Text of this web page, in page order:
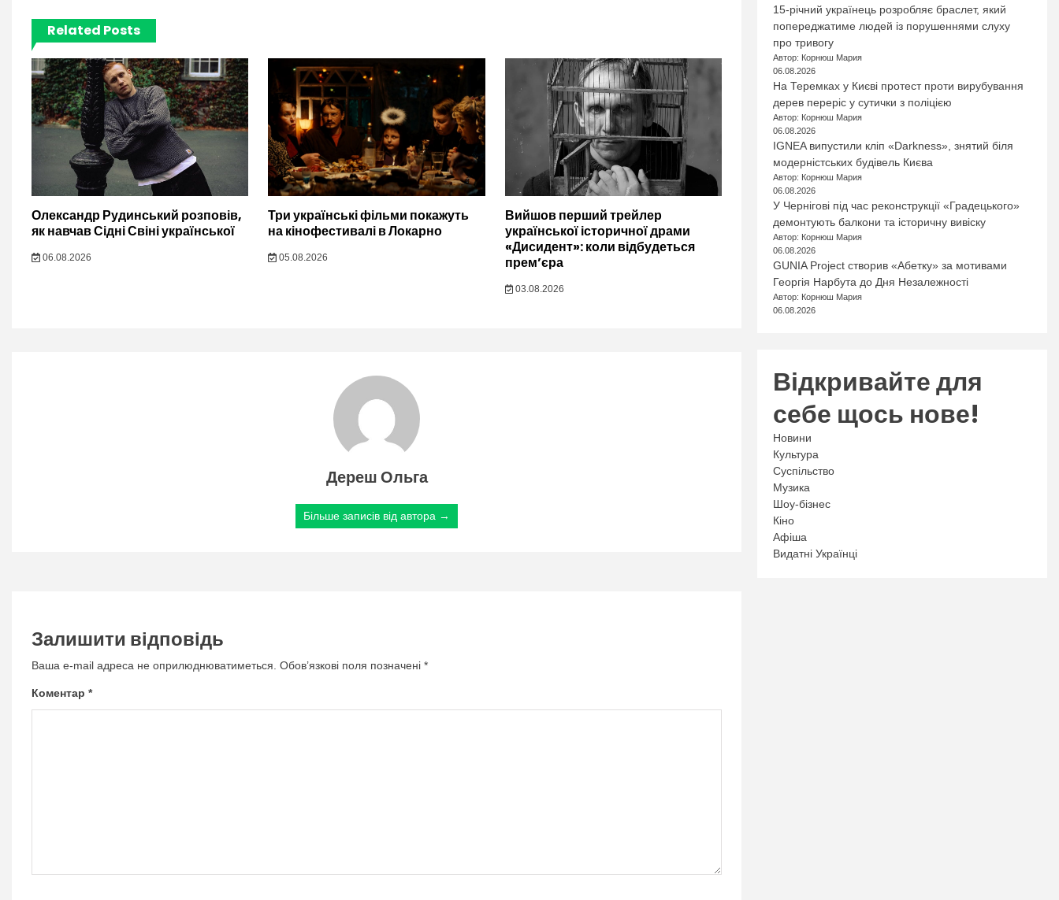
Related Posts
Олександр Рудинський розповів,
як навчав Сідні Свіні української
06.08.2026
Три українські фільми покажуть
на кінофестивалі в Локарно
05.08.2026
Вийшов перший трейлер
української історичної драми
«Дисидент»: коли відбудеться
прем’єра
03.08.2026
Дереш Ольга
Більше записів від автора →
Залишити відповідь
Ваша e-mail адреса не оприлюднюватиметься. Обов’язкові поля позначені *
Коментар *
15-річний українець розробляє браслет, який
попереджатиме людей із порушеннями слуху
про тривогу
Автор: Корнюш Мария
06.08.2026
На Теремках у Києві протест проти вирубування
дерев переріс у сутички з поліцією
Автор: Корнюш Мария
06.08.2026
IGNEA випустили кліп «Darkness», знятий біля
модерністських будівель Києва
Автор: Корнюш Мария
06.08.2026
У Чернігові під час реконструкції «Градецького»
демонтують балкони та історичну вивіску
Автор: Корнюш Мария
06.08.2026
GUNIA Project створив «Абетку» за мотивами
Георгія Нарбута до Дня Незалежності
Автор: Корнюш Мария
06.08.2026
Відкривайте для
себе щось нове!
Новини
Культура
Суспільство
Музика
Шоу-бізнес
Кіно
Афіша
Видатні Українці